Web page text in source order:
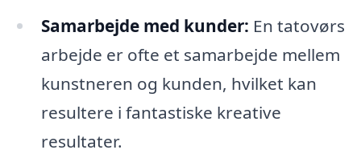
Samarbejde med kunder: En tatovørs
arbejde er ofte et samarbejde mellem
kunstneren og kunden, hvilket kan
resultere i fantastiske kreative
resultater.